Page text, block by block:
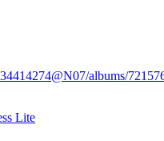
albums/
Lite